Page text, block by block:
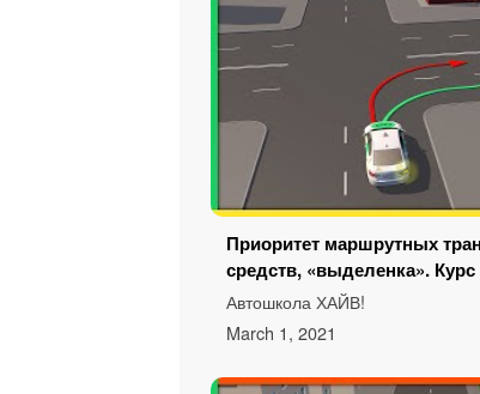
Приоритет маршрутных
средств, «выделенка».
Автошкола ХАЙВ!
March 1, 2021